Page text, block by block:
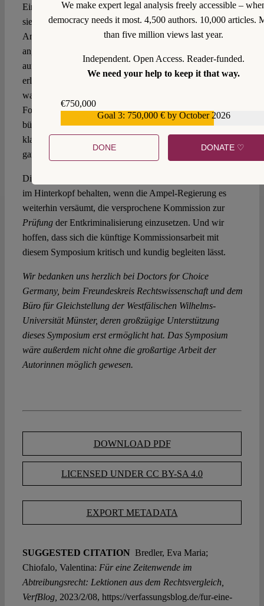
Einerseits lobbyierten sie im Gesetzgebungsprozess, indem
sie sogar einen eigenen Gesetzesentwurf einbrachten.
Andererseits strengten sie Verbesserungen „on the ground“
an, indem sie Beamt*innen fortbildeten, öffentlich
aufklärten und den Zugang zu medikamentösen Abbrüchen
erleichterten. Schlüssel der argentinischen Aktivist*innen
war ihre Fähigkeit, diverse soziale Gruppen und
Forderungen in eine einzige Organisationsstruktur zu
bündeln: In über drei Jahrzehnten schlossen sich 300
klassen- und generationenübergreifende Bewegungen im
ganzen Land zusammen.
Dieses enorme gesellschaftspolitische Potenzial sollten wir
im Hinterkopf behalten, wenn die Ampel-Regierung es
weiterhin versäumt, die versprochene Kommission zur
Prüfungder Entkriminalisierung einzusetzen. Und wir
hoffen, dass sich die künftige Kommissionsarbeit mit
diesem Symposium kritisch und kundig begleiten lässt.
Wir bedanken uns herzlich bei Doctors for Choice
Germany, beim Freundeskreis Rechtswissenschaft und dem
Büro für Gleichstellung der Westfälischen Wilhelms-
Universität Münster, deren großzügige Unterstützung
dieses Symposium erst ermöglicht hat. Das Symposium
wäre außerdem nicht ohne die großartige Arbeit der
Autorinnen möglich gewesen.
DOWNLOAD PDF
LICENSED UNDER CC BY-SA 4.0
EXPORT METADATA
SUGGESTED CITATION Bredler, Eva Maria;
Chiofalo, Valentina: Für eine Zeitenwende im
Abtreibungsrecht: Lektionen aus dem Rechtsvergleich,
VerfBlog, 2023/2/08, https://verfassungsblog.de/fur-eine-
We make expert legal analysis freely accessible –
democracy needs it most. 4,500 authors. 10,000 articles.
than five million views last year.
Independent. Open Access. Reader-funded.
We need your help to keep it that way.
€750,000
Goal 3: 750,000 € by October 2026
DONE DONATE ♡